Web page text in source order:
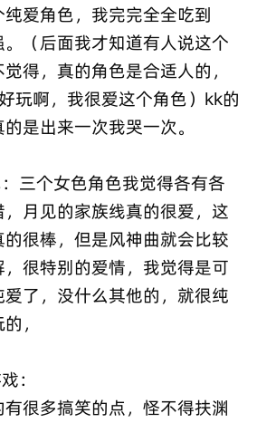
爱角色，我完完全全吃到
（后面我才知道有人说这个
得，真的角色是合适人的，
玩啊，我很爱这个角色）kk的
是出来一次我哭一次。
三个女色角色我觉得各有各
月见的家族线真的很爱，这
很棒，但是风神曲就会比较
很特别的爱情，我觉得是可
了，没什么其他的，就很纯
，
：
很多搞笑的点，怪不得扶渊